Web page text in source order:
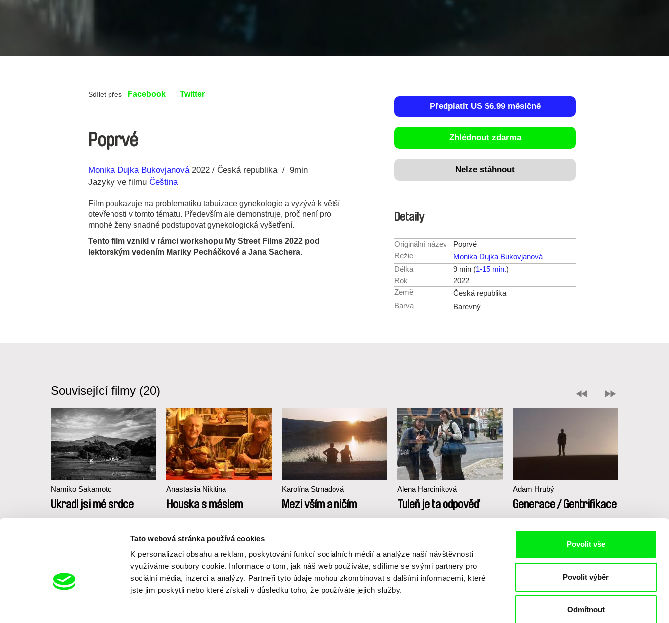
Tato webová stránka používá cookies
K personalizaci obsahu a reklam, poskytování funkcí sociálních médií a analýze naší návštěvnosti
využíváme soubory cookie. Informace o tom, jak náš web používáte, sdílíme se svými partnery pro
sociální média, inzerci a analýzy. Partneři tyto údaje mohou zkombinovat s dalšími informacemi, které
jste jim poskytli nebo které získali v důsledku toho, že používáte jejich služby.
Povolit vše
Povolit výběr
Odmítnout
Sdílet přes Facebook Twitter
Poprvé
Režie
Monika Dujka Bukovjanová
Rok 2022 Česká republika
9min
Jazyky ve filmu Čeština
Film poukazuje na problematiku tabuizace gynekologie a vyzývá k větší
otevřenosti v tomto tématu. Především ale demonstruje, proč není pro
mnohé ženy snadné podstupovat gynekologická vyšetření.
Tento film vznikl v rámci workshopu My Street Films 2022 pod
lektorským vedením Mariky Pecháčkové a Jana Sachera.
Předplatit US $6.99 měsíčně
Zhlédnout zdarma
Nelze stáhnout
Detaily
Originální název
Poprvé
Režie
Monika Dujka Bukovjanová
Délka
9 min (1-15 min.)
Rok
2022
Země
Česká republika
Barva
Barevný
Související filmy (20)
Namiko Sakamoto
Ukradl jsi mé srdce
Anastasiia Nikitina
Houska s máslem
Karolína Strnadová
Mezi vším a ničím
Alena Harciníková
Tuleň je ta odpověď
Adam Hrubý
Generace / Gentrifikace